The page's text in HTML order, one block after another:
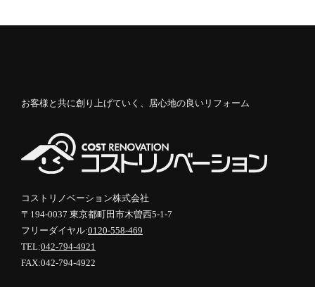
お客様と共に創り上げていく、居心地の良いリフォーム
コストリノベーション株式会社
〒194-0037 東京都町田市木曽西5-1-7
フリーダイヤル:0120-558-469
TEL:042-794-4921
FAX:042-794-4922